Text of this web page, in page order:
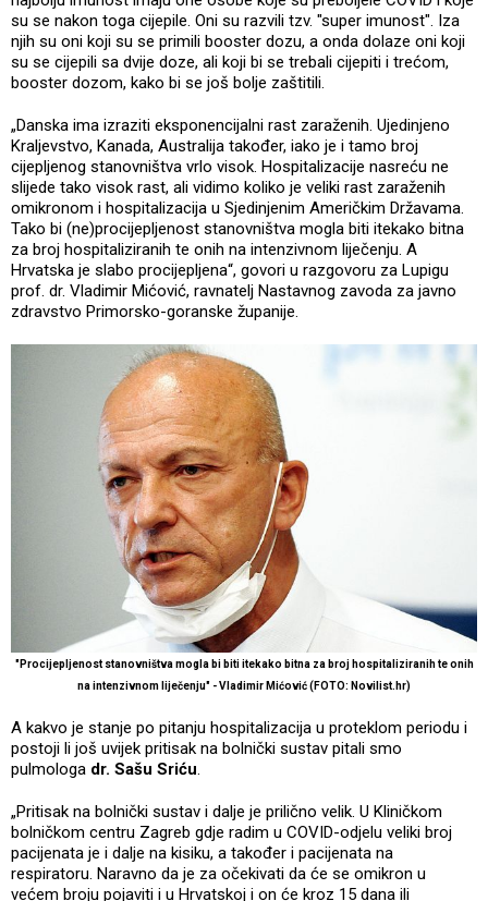
su se nakon toga cijepile. Oni su razvili tzv. "super imunost". Iza
njih su oni koji su se primili booster dozu, a onda dolaze oni koji
su se cijepili sa dvije doze, ali koji bi se trebali cijepiti i trećom,
booster dozom, kako bi se još bolje zaštitili.
„Danska ima izraziti eksponencijalni rast zaraženih. Ujedinjeno
Kraljevstvo, Kanada, Australija također, iako je i tamo broj
cijepljenog stanovništva vrlo visok. Hospitalizacije nasreću ne
slijede tako visok rast, ali vidimo koliko je veliki rast zaraženih
omikronom i hospitalizacija u Sjedinjenim Američkim Državama.
Tako bi (ne)procijepljenost stanovništva mogla biti itekako bitna
za broj hospitaliziranih te onih na intenzivnom liječenju. A
Hrvatska je slabo procijepljena“, govori u razgovoru za Lupigu
prof. dr. Vladimir Mićović, ravnatelj Nastavnog zavoda za javno
zdravstvo Primorsko-goranske županije.
"Procijepljenost stanovništva mogla bi biti itekako bitna za broj hospitaliziranih te onih
na intenzivnom liječenju" - Vladimir Mićović (FOTO: Novilist.hr)
A kakvo je stanje po pitanju hospitalizacija u proteklom periodu i
postoji li još uvijek pritisak na bolnički sustav pitali smo
pulmologa dr. Sašu Sriću.
„Pritisak na bolnički sustav i dalje je prilično velik. U Kliničkom
bolničkom centru Zagreb gdje radim u COVID-odjelu veliki broj
pacijenata je i dalje na kisiku, a također i pacijenata na
respiratoru. Naravno da je za očekivati da će se omikron u
većem broju pojaviti i u Hrvatskoj i on će kroz 15 dana ili